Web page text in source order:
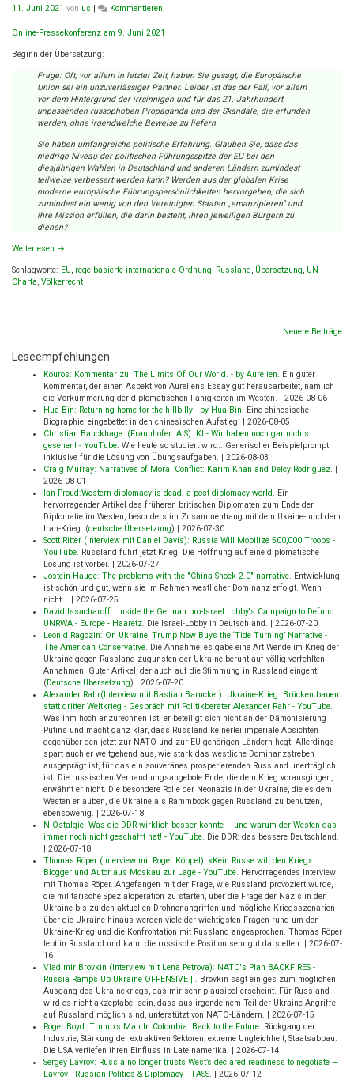
11. Juni 2021 von us Kommentieren
zum
Ordnung
versus
UN
und
Völkerrecht
Online-Pressekonferenz am 9. Juni 2021
Beginn der Übersetzung:
Frage: Oft, vor allem in letzter Zeit, haben Sie gesagt, die Europäische
Union sei ein unzuverlässiger Partner. Leider ist das der Fall, vor allem
vor dem Hintergrund der irrsinnigen und für das 21. Jahrhundert
unpassenden russophoben Propaganda und der Skandale, die erfunden
werden, ohne irgendwelche Beweise zu liefern.
Sie haben umfangreiche politische Erfahrung. Glauben Sie, dass das
niedrige Niveau der politischen Führungsspitze der EU bei den
diesjährigen Wahlen in Deutschland und anderen Ländern zumindest
teilweise verbessert werden kann? Werden aus der globalen Krise
moderne europäische Führungspersönlichkeiten hervorgehen, die sich
zumindest ein wenig von den Vereinigten Staaten „emanzipieren“ und
ihre Mission erfüllen, die darin besteht, ihren jeweiligen Bürgern zu
dienen?
Weiterlesen →
Schlagworte: EU, regelbasierte internationale Ordnung, Russland , Übersetzung, UN-
Charta, Völkerrecht
Neuere Beiträge
Leseempfehlungen
Kouros: Kommentar zu: The Limits Of Our World. - by Aurelien. Ein guter
Kommentar, der einen Aspekt von Aureliens Essay gut herausarbeitet, nämlich
die Verkümmerung der diplomatischen Fähigkeiten im Westen. | 2026-08-06
Hua Bin: Returning home for the hillbilly - by Hua Bin. Eine chinesische
Biographie, eingebettet in den chinesischen Aufstieg. | 2026-08-05
Christian Bauckhage: (Fraunhofer IAIS): KI - Wir haben noch gar nichts
gesehen! - YouTube. Wie heute so studiert wird...Generischer Beispielprompt
inklusive für die Lösung von Übungsaufgaben. | 2026-08-03
Craig Murray: Narratives of Moral Conflict: Karim Khan and Delcy Rodriguez. |
2026-08-01
Ian Proud:Western diplomacy is dead: a post-diplomacy world. Ein
hervorragender Artikel des früheren britischen Diplomaten zum Ende der
Diplomatie im Westen, besonders im Zusammenhang mit dem Ukaine- und dem
Iran-Krieg. (deutsche Übersetzung) | 2026-07-30
Scott Ritter (Interview mit Daniel Davis): Russia Will Mobilize 500,000 Troops -
YouTube. Russland führt jetzt Krieg. Die Hoffnung auf eine diplomatische
Lösung ist vorbei. | 2026-07-27
Jostein Hauge: The problems with the "China Shock 2.0" narrative. Entwicklung
ist schön und gut, wenn sie im Rahmen westlicher Dominanz erfolgt. Wenn
nicht... | 2026-07-25
David Issacharoff : Inside the German pro-Israel Lobby's Campaign to Defund
UNRWA - Europe - Haaretz. Die Israel-Lobby in Deutschland. | 2026-07-20
Leonid Ragozin: On Ukraine, Trump Now Buys the ‘Tide Turning’ Narrative -
The American Conservative. Die Annahme, es gäbe eine Art Wende im Krieg der
Ukraine gegen Russland zugunsten der Ukraine beruht auf völlig verfehlten
Annahmen. Guter Artikel, der auch auf die Stimmung in Russland eingeht.
(Deutsche Übersetzung) | 2026-07-20
Alexander Rahr(Interview mit Bastian Barucker): Ukraine-Krieg: Brücken bauen
statt dritter Weltkrieg - Gespräch mit Politikberater Alexander Rahr - YouTube.
Was ihm hoch anzurechnen ist: er beteiligt sich nicht an der Dämonisierung
Putins und macht ganz klar, dass Russland keinerlei imperiale Absichten
gegenüber den jetzt zur NATO und zur EU gehörigen Ländern hegt. Allerdings
spart auch er weitgehend aus, wie stark das westliche Dominanzstreben
ausgeprägt ist, für das ein souveränes prosperierenden Russland unerträglich
ist. Die russischen Verhandlungsangebote Ende, die dem Krieg vorausgingen,
erwähnt er nicht. Die besondere Rolle der Neonazis in der Ukraine, die es dem
Westen erlauben, die Ukraine als Rammbock gegen Russland zu benutzen,
ebensowenig. | 2026-07-18
N-Ostalgie: Was die DDR wirklich besser konnte – und warum der Westen das
immer noch nicht geschafft hat! - YouTube. Die DDR: das bessere Deutschland.
| 2026-07-18
Thomas Röper (Interview mit Roger Köppel): «Kein Russe will den Krieg»:
Blogger und Autor aus Moskau zur Lage - YouTube. Hervorragendes Interview
mit Thomas Röper. Angefangen mit der Frage, wie Russland provoziert wurde,
die militärische Spezialoperation zu starten, über die Frage der Nazis in der
Ukraine bis zu den aktuellen Drohnenangriffen und mögliche Kriegsszenarien
über die Ukraine hinaus werden viele der wichtigsten Fragen rund um den
Ukraine-Krieg und die Konfrontation mit Russland angesprochen. Thomas Röper
lebt in Russland und kann die russische Position sehr gut darstellen. | 2026-07-
16
Vladimir Brovkin (Interview mit Lena Petrova): NATO's Plan BACKFIRES -
Russia Ramps Up Ukraine OFFENSIVE | . Brovkin sagt einiges zum möglichen
Ausgang des Ukrainekriegs, das mir sehr plausibel erscheint. Für Russland
wird es nicht akzeptabel sein, dass aus irgendeinem Teil der Ukraine Angriffe
auf Russland möglich sind, unterstützt von NATO-Ländern. | 2026-07-15
Roger Boyd: Trump's Man In Colombia: Back to the Future. Rückgang der
Industrie, Stärkung der extraktiven Sektoren, extreme Ungleichheit, Staatsabbau.
Die USA vertiefen ihren Einfluss in Lateinamerika. | 2026-07-14
Sergey Lavrov: Russia no longer trusts West’s declared readiness to negotiate —
Lavrov - Russian Politics & Diplomacy - TASS. | 2026-07-12